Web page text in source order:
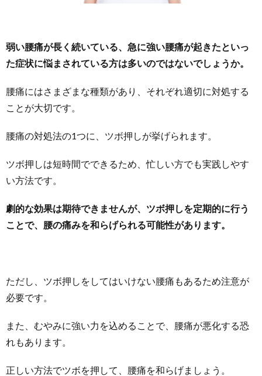
弱い腰痛が長く続いている、急に強い腰痛が起きたといっ
た症状に悩まされている方は多いのではないでしょうか。
腰痛にはさまざまな種類があり、それぞれ適切に対処する
ことが大切です。
腰痛の対処法の1つに、ツボ押しが挙げられます。
ツボ押しは短時間でできるため、忙しい方でも実践しやす
い方法です。
劇的な効果は期待できませんが、ツボ押しを定期的に行う
ことで、腰の痛みを和らげられる可能性があります。
ただし、ツボ押しをしてはいけない腰痛もあるため注意が
必要です。
また、むやみに強い力を込めることで、腰痛が悪化する恐
れもあります。
正しい方法でツボを押して、腰痛を和らげましょう。